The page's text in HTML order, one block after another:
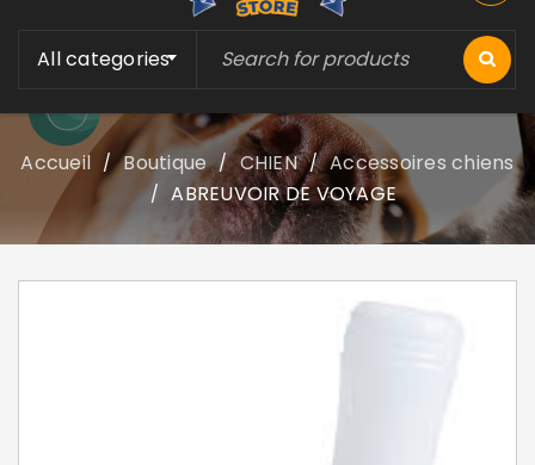
All categories
Accueil / Boutique / CHIEN / Accessoires chiens
/ ABREUVOIR DE VOYAGE